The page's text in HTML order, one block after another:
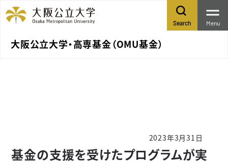
大阪公立大学・高専基金（OMU基金）
Search Menu
2023年3月31日
基金の支援を受けたプログラムが実